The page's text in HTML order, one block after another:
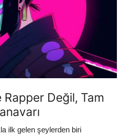
Değil, Tam
ilk gelen şeylerden biri